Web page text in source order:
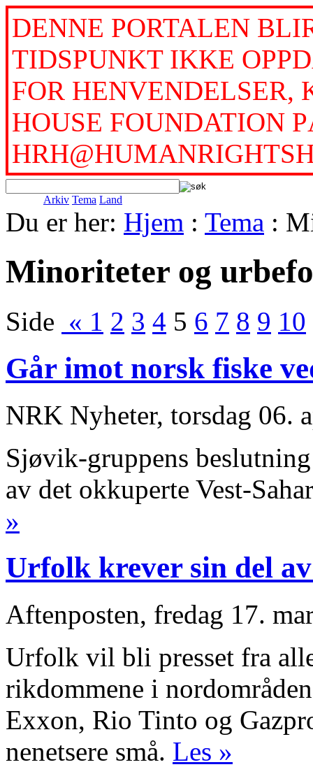
DENNE PORTALEN
TIDSPUNKT IKKE
FOR HENVENDELSER,
HOUSE FOUNDATION
Arkiv Tema Land
Du er her: Hjem : Tema :
Minoriteter og
Side « 1 2 3 4 5 6 7 8 9 10
Går imot norsk fiske
NRK Nyheter, torsdag 06.
Sjøvik-gruppens
av det okkuperte Vest-
»
Urfolk krever sin del
Aftenposten, fredag 17.
Urfolk vil bli presset fra
rikdommene i
Exxon, Rio Tinto og
nenetsere små. Les »